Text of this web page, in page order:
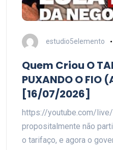
estudio5elemento
Quem Criou O
PUXANDO O FIO
[16/07/2026]
https://youtube.com/
propositalmente não
o tarifaço, e agora o